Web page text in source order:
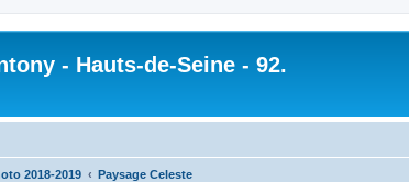
- Hauts-de-Seine - 92.
2018-2019 Paysage Celeste